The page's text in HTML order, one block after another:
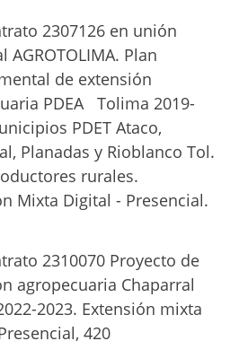
2307126 en unión
AGROTOLIMA. Plan
de extensión
PDEA   Tolima 2019-
PDET Ataco,
Planadas y Rioblanco Tol.
rurales.
Mixta Digital - Presencial.
2310070 Proyecto de
agropecuaria Chaparral
2023. Extensión mixta
420